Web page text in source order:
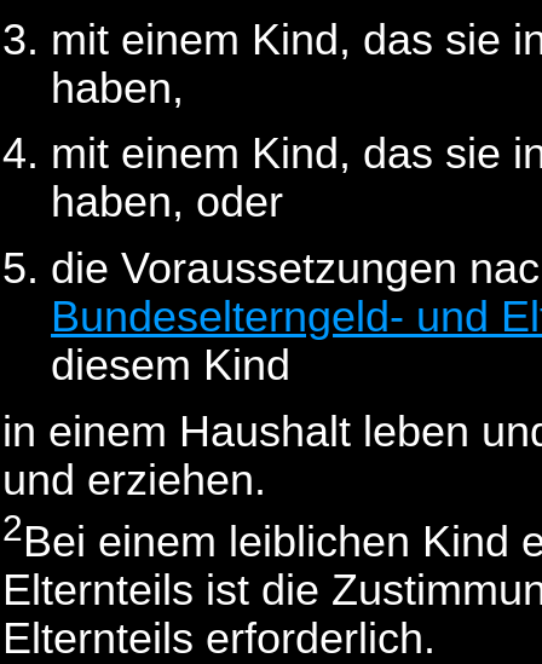
mit einem Kind, das sie
haben,
mit einem Kind, das sie
haben, oder
die Voraussetzungen
Bundeselterngeld- und
diesem Kind
in einem Haushalt leben
und erziehen.
2Bei einem leiblichen Kind
Elternteils ist die
Elternteils erforderlich.